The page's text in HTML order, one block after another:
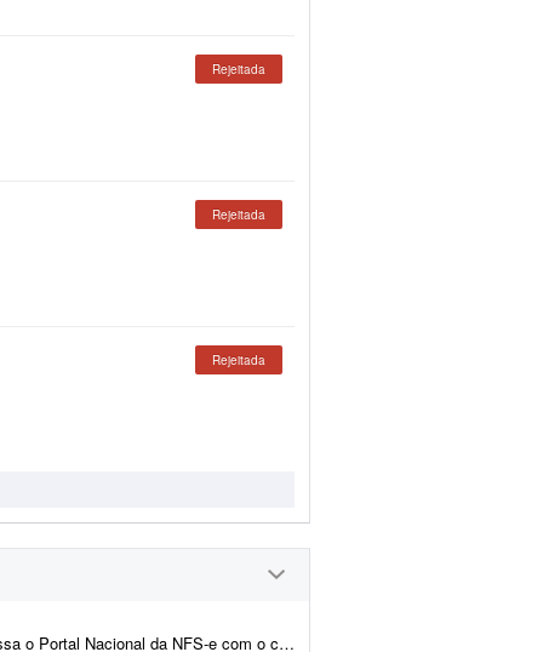
Rejeitada
Rejeitada
Rejeitada
de cada empresa, confere se as notas emitidas no mês batem com...